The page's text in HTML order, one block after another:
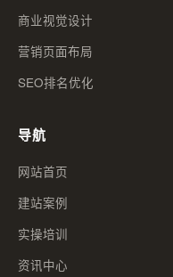
商业视觉设计
营销页面布局
SEO排名优化
导航
网站首页
建站案例
实操培训
资讯中心